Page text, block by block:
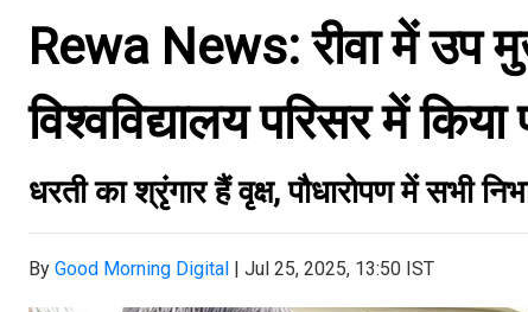
Rewa News: रीवा में उप
विश्वविद्यालय परिसर में किया
धरती का श्रृंगार हैं वृक्ष, पौधारोपण में सभी
By Good Morning Digital | Jul 25, 2025, 13:50 IST